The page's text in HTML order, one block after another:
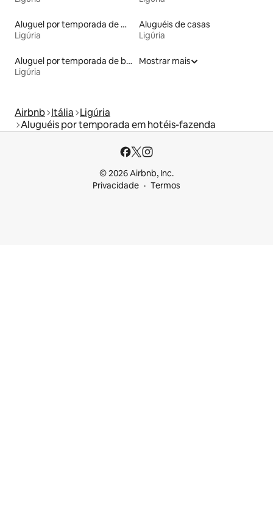
Aluguel por temporada de microcasas
Ligúria
Aluguéis de casas
Ligúria
Aluguel por temporada de barcos
Ligúria
Mostrar mais
Airbnb Itália Ligúria
Aluguéis por temporada em hotéis-fazenda
© 2026 Airbnb, Inc.
Privacidade
Termos